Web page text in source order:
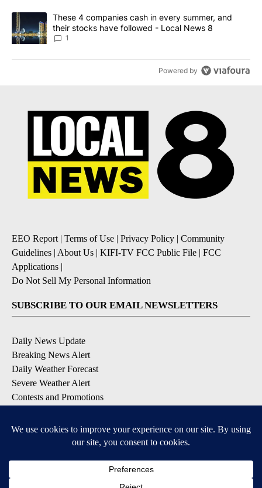
A trending article titled "These 4 companies cash in every
These 4 companies cash in every summer, and
their stocks have followed - Local News 8
1
Powered by
EEO Report| Terms of Use | Privacy Policy | Community
Guidelines | About Us | KIFI-TV FCC Public File | FCC
Applications |
Do Not Sell My Personal Information
SUBSCRIBE TO OUR EMAIL NEWSLETTERS
Daily News Update
Breaking News Alert
Daily Weather Forecast
Severe Weather Alert
Contests and Promotions